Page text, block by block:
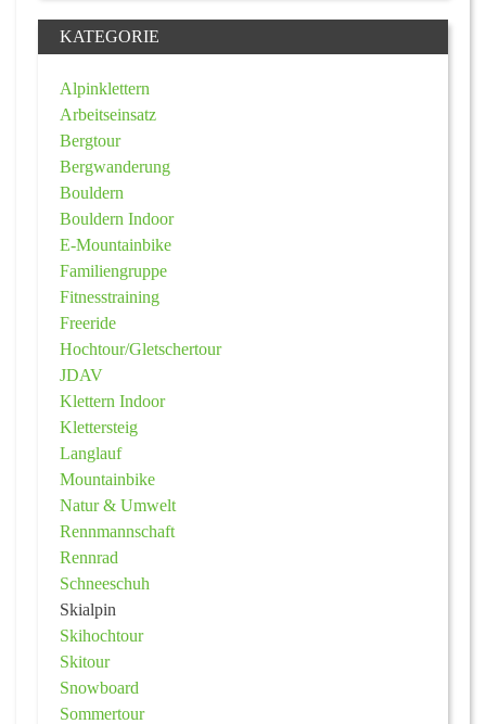
KATEGORIE
Alpinklettern
Arbeitseinsatz
Bergtour
Bergwanderung
Bouldern
Bouldern Indoor
E-Mountainbike
Familiengruppe
Fitnesstraining
Freeride
Hochtour/Gletschertour
JDAV
Klettern Indoor
Klettersteig
Langlauf
Mountainbike
Natur & Umwelt
Rennmannschaft
Rennrad
Schneeschuh
Skialpin
Skihochtour
Skitour
Snowboard
Sommertour